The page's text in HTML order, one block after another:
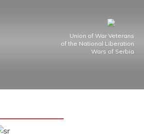
Union of War Veterans
of the National Liberation
Wars of Serbia